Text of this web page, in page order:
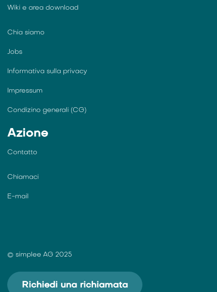
Wiki e area download
Chia siamo
Jobs
Informativa sulla privacy
Impressum
Condizino generali (CG)
Azione
Contatto
Chiamaci
E-mail
© simplee AG 2025
Richiedi una richiamata